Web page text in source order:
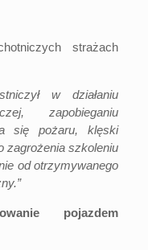
strażach
w działaniu
zapobieganiu
się pożaru, klęski
zagrożenia szkoleniu
od otrzymywanego
pojazdem